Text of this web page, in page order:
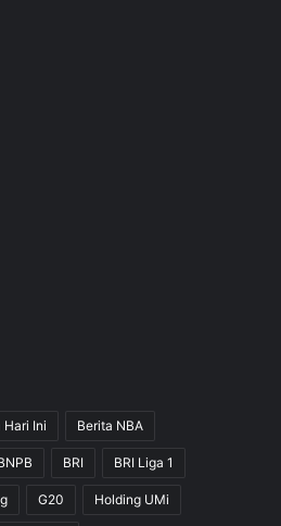
Hari Ini Berita NBA
BRI BRI Liga 1
G20 Holding UMi